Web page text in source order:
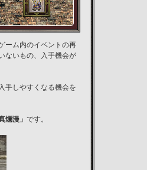
ーム内のイベントの再
ないもの、入手機会が
手しやすくなる機会を
爛漫」 です。